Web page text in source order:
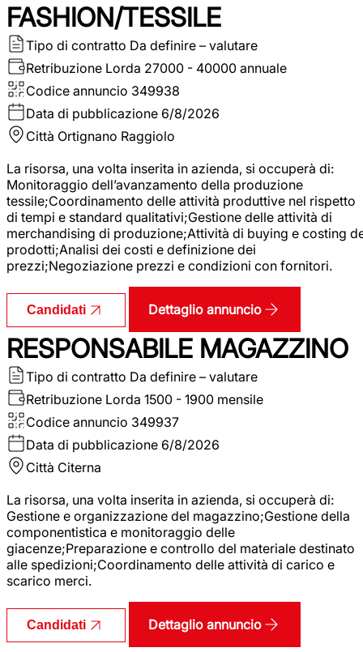
FASHION/TESSILE
Tipo di contratto Da definire – valutare
Retribuzione Lorda 27000 - 40000 annuale
Codice annuncio 349938
Data di pubblicazione 6/8/2026
Città Ortignano Raggiolo
La risorsa, una volta inserita in azienda, si occuperà di:
Monitoraggio dell’avanzamento della produzione
tessile;Coordinamento delle attività produttive nel rispetto
di tempi e standard qualitativi;Gestione delle attività di
merchandising di produzione;Attività di buying e costing
prodotti;Analisi dei costi e definizione dei
prezzi;Negoziazione prezzi e condizioni con fornitori.
Candidati Dettaglio annuncio
RESPONSABILE MAGAZZINO
Tipo di contratto Da definire – valutare
Retribuzione Lorda 1500 - 1900 mensile
Codice annuncio 349937
Data di pubblicazione 6/8/2026
Città Citerna
La risorsa, una volta inserita in azienda, si occuperà di:
Gestione e organizzazione del magazzino;Gestione della
componentistica e monitoraggio delle
giacenze;Preparazione e controllo del materiale destinato
alle spedizioni;Coordinamento delle attività di carico e
scarico merci.
Candidati Dettaglio annuncio